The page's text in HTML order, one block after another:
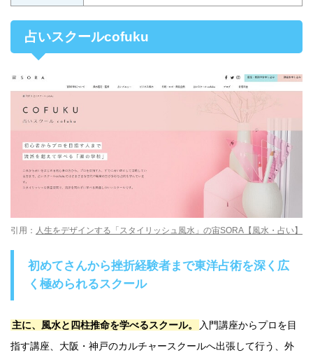
占いスクールcofuku
引用： 人生をデザインする「スタイリッシュ風水」の宙SORA【風水・占い】
初めてさんから挫折経験者まで東洋占術を深く広
く極められるスクール
主に、風水と四柱推命を学べるスクール。
入門講座からプロを目
指す講座、大阪・神戸のカルチャースクールへ出張して行う、外